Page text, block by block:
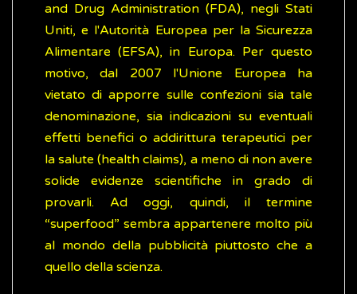
and Drug Administration (FDA), negli Stati
Uniti, e l'Autorità Europea per la Sicurezza
Alimentare (EFSA), in Europa. Per questo
motivo, dal 2007 l'Unione Europea ha
vietato di apporre sulle confezioni sia tale
denominazione, sia indicazioni su eventuali
effetti benefici o addirittura terapeutici per
la salute (health claims), a meno di non avere
solide evidenze scientifiche in grado di
provarli. Ad oggi, quindi, il termine
“superfood” sembra appartenere molto più
al mondo della pubblicità piuttosto che a
quello della scienza.